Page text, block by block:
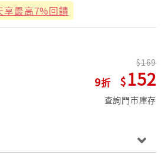
享最高7%回饋
9
169
152
查詢門市庫存